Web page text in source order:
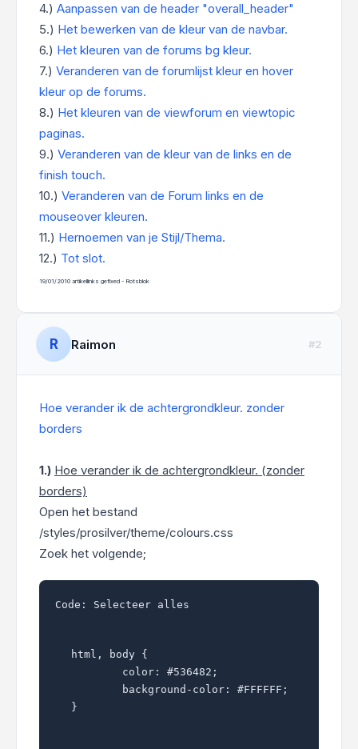
4.) Aanpassen van de header "overall_header"
5.) Het bewerken van de kleur van de navbar.
6.) Het kleuren van de forums bg kleur.
7.) Veranderen van de forumlijst kleur en hover
kleur op de forums.
8.) Het kleuren van de viewforum en viewtopic
paginas.
9.) Veranderen van de kleur van de links en de
finish touch.
10.) Veranderen van de Forum links en de
mouseover kleuren.
11.) Hernoemen van je Stijl/Thema.
12.) Tot slot.
19/01/2010 artikellinks gefixed - Rotsblok
R Raimon #2
Hoe verander ik de achtergrondkleur. zonder
borders
1.) Hoe verander ik de achtergrondkleur. (zonder
borders)
Open het bestand
/styles/prosilver/theme/colours.css
Zoek het volgende;
Code: Selecteer alles
html, body {
}